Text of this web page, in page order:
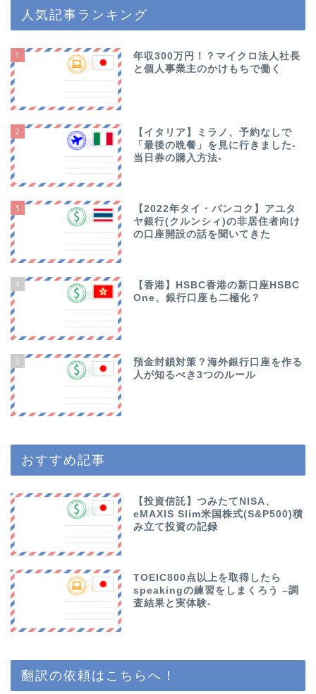
人気記事ランキング
1
年収300万円！？マイクロ法人社長
と個人事業主のかけもちで働く
2
【イタリア】ミラノ、予約なしで
「最後の晩餐」を見に行きました-
当日券の購入方法-
3
【2022年タイ・バンコク】アユタ
ヤ銀行(クルンシィ)の非居住者向け
の口座開設の話を聞いてきた
4
【香港】HSBC香港の新口座HSBC
One、銀行口座も二極化？
5
預金封鎖対策？海外銀行口座を作る
人が知るべき3つのルール
おすすめ記事
【投資信託】つみたてNISA、
eMAXIS Slim米国株式(S&P500)積
み立て投資の記録
TOEIC800点以上を取得したら
speakingの練習をしまくろう –調
査結果と実体験-
翻訳の依頼はこちらへ！